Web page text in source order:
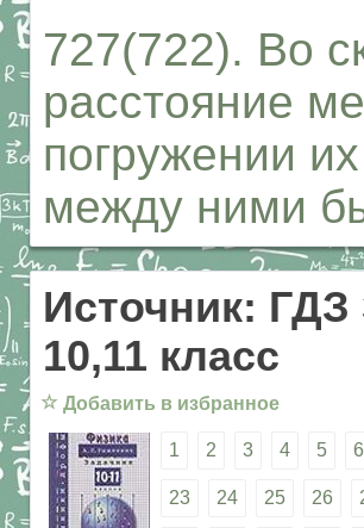
727(722). Во
расстояние
погружении
между ними
Источник: ГДЗ
10,11 класс
☆ Добавить в избранное
1 2 3 4 5 6
23 24 25 26